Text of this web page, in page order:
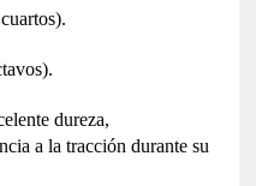
dureza,
a la tracción durante su